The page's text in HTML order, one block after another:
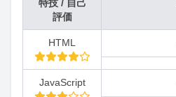
特技 / 自己
評価
HTML
JavaScript